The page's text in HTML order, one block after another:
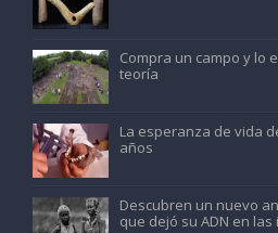
Compra un campo y lo
teoría
La esperanza de vida
años
Descubren un nuevo
que dejó su ADN en